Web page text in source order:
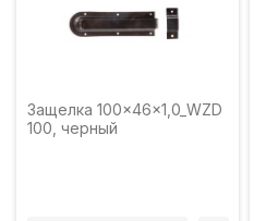
Защелка 100x46x1,0_WZD
100, черный